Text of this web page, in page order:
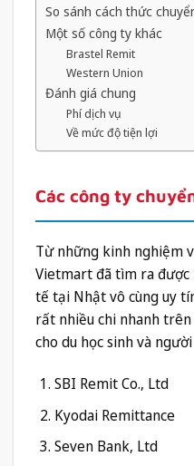
So sánh cách thức
Một số công ty khác
Brastel Remit
Western Union
Đánh giá chung
Phí dịch vụ
Về mức độ tiện lợi
Các công ty
Từ những kinh nghiệm
Vietmart đã tìm ra được
tế tại Nhật vô cùng uy
rất nhiều chi nhanh
cho du học sinh và
SBI Remit Co., Ltd
Kyodai Remittance
Seven Bank, Ltd